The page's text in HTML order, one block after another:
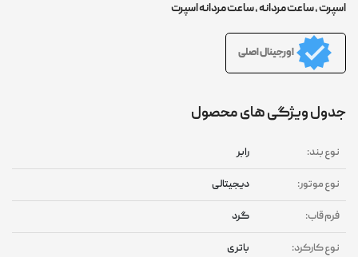
اسپرت,ساعت مردانه,ساعت مردانه اسپرت
اورجینال اصلی
جدول ویژگی های محصول
نوع بند: رابر
نوع موتور: دیجیتالی
فرم قاب: گرد
نوع کارکرد: باتری